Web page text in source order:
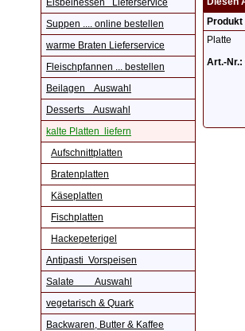
Eisbeinessen Lieferservice
Suppen .... online bestellen
warme Braten Lieferservice
Fleischpfannen ... bestellen
Beilagen Auswahl
Desserts Auswahl
kalte Platten liefern
Aufschnittplatten
Bratenplatten
Käseplatten
Fischplatten
Hackepeterigel
Antipasti Vorspeisen
Salate Auswahl
vegetarisch & Quark
Backwaren, Butter & Kaffee
Produkt
Platte
Art.-Nr.: